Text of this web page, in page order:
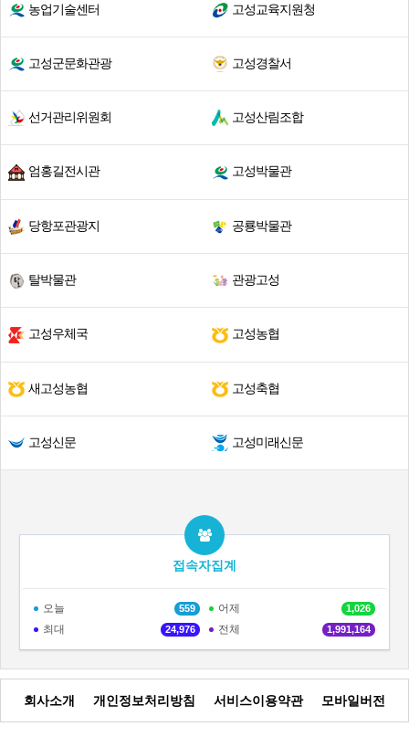
농업기술센터 고성교육지원청
고성군문화관광 고성경찰서
선거관리위원회 고성산림조합
엄홍길전시관 고성박물관
당항포관광지 공룡박물관
탈박물관 관광고성
고성우체국 고성농협
새고성농협 고성축협
고성신문 고성미래신문
접속자집계
오늘 559 어제 1,026
최대 24,976 전체 1,991,164
회사소개 개인정보처리방침 서비스이용약관 모바일버전